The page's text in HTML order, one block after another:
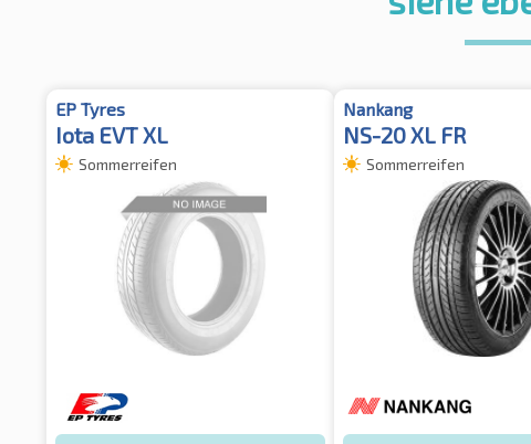
EP Tyres
Iota EVT XL
Sommerreifen
Nankang
NS-20 XL FR
Sommerreifen